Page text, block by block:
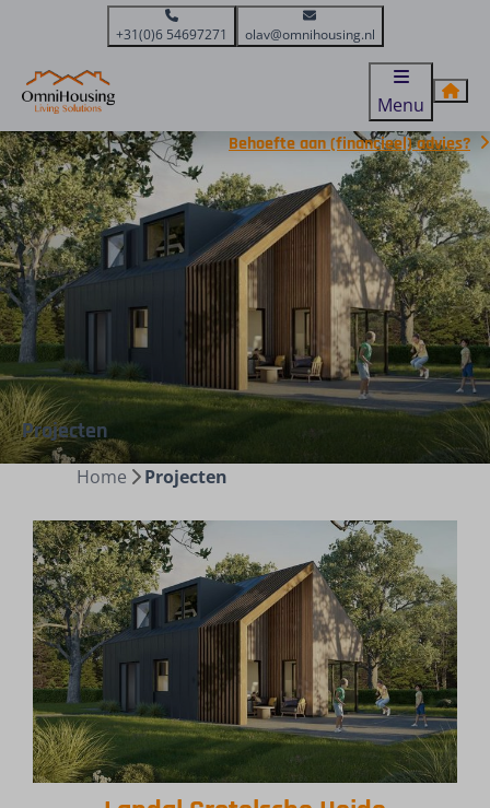
+31(0)6 54697271 olav@omnihousing.nl
Menu
Projecten
Behoefte aan (financieel) advies?
Home Projecten